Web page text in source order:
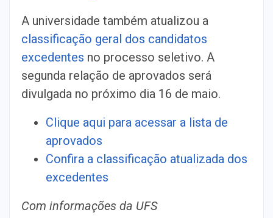
A universidade também atualizou a
classificação geral dos candidatos
excedentes no processo seletivo. A
segunda relação de aprovados será
divulgada no próximo dia 16 de maio.
Clique aqui para acessar a lista de
aprovados
Confira a classificação atualizada dos
excedentes
Com informações da UFS